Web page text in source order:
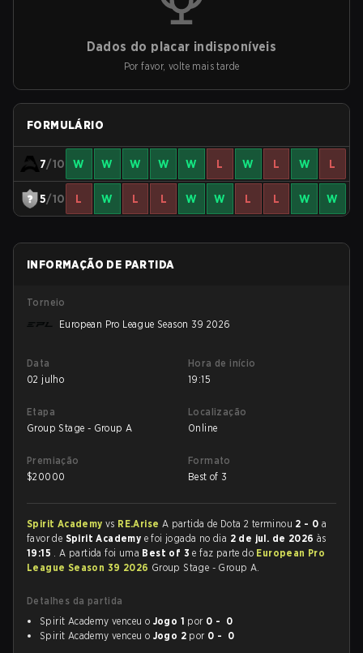
Dados do placar indisponíveis
Por favor, volte mais tarde
FORMULÁRIO
7/10 W W W W W L W L W L
5/10 L W L L W W L L W W
INFORMAÇÃO DE PARTIDA
Torneio
European Pro League Season 39 2026
Data
02 julho
Hora de início
19:15
Etapa
Group Stage - Group A
Localização
Online
Premiação
$20000
Formato
Best of 3
Spirit Academy vs RE.Arise A partida de Dota 2 terminou 2 - 0 a
favor de Spirit Academy e foi jogada no dia 2 de jul. de 2026 às
19:15 . A partida foi uma Best of 3e faz parte do European Pro
League Season 39 2026 Group Stage - Group A.
Detalhes da partida
Spirit Academy venceu o Jogo 1 por 0 - 0
Spirit Academy venceu o Jogo 2 por 0 - 0